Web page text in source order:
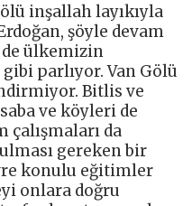
inşallah layıkıyla
şöyle devam
de ülkemizin
parlıyor. Van Gölü
Bitlis ve
ve köyleri de
da
gereken bir
konulu eğitimler
onlara doğru